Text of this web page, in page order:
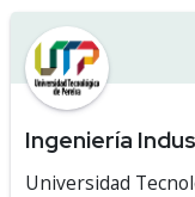
Ingeniería
Universidad